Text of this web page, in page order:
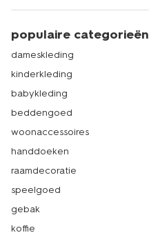
populaire categorieën
dameskleding
kinderkleding
babykleding
beddengoed
woonaccessoires
handdoeken
raamdecoratie
speelgoed
gebak
koffie